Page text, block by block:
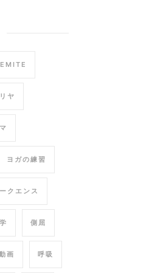
ヤ
ヨガの練習
クエンス
側屈
画 呼吸